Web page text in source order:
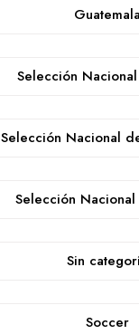
Guatemala
Selección
Selección Nacional
Selección Nacional
Sin
Soccer